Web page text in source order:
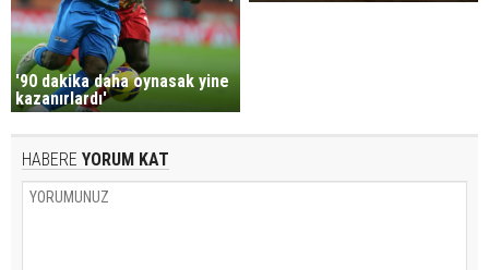
'90 dakika daha oynasak yine
kazanırlardı'
HABERE YORUM KAT